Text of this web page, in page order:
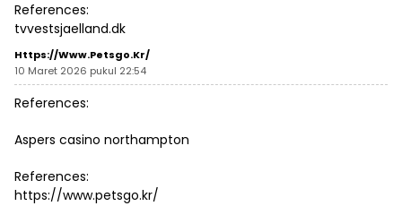
References:
tvvestsjaelland.dk
Https://www.petsgo.kr/
10 Maret 2026 pukul 22:54
References:
Aspers casino northampton
References:
https://www.petsgo.kr/